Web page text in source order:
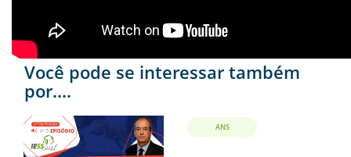
Você pode se interessar também
por....
ANS